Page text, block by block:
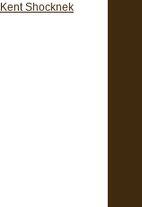
Kent Shocknek